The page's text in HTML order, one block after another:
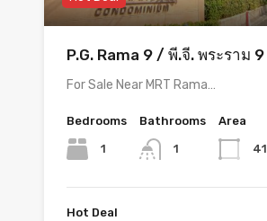
P.G. Rama 9 / พี.จี. พระราม 9
For Sale Near MRT Rama…
Bedrooms
1
Bathrooms
1
Area
41
Hot Deal